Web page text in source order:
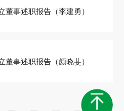
董事述职报告（李建勇）
董事述职报告（颜晓斐）